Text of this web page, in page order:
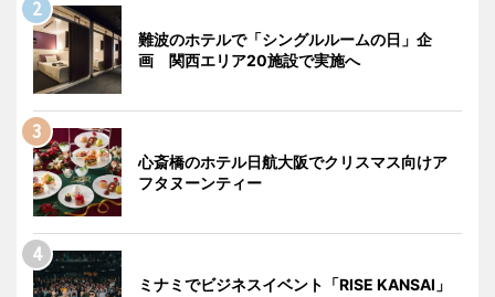
難波のホテルで「シングルルームの日」企
画 関西エリア20施設で実施へ
心斎橋のホテル日航大阪でクリスマス向けア
フタヌーンティー
ミナミでビジネスイベント「RISE KANSAI」